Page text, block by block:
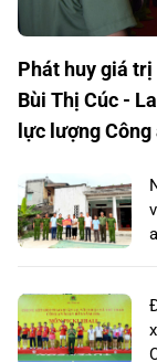
Phát huy giá
Bùi Thị Cúc -
lực lượng